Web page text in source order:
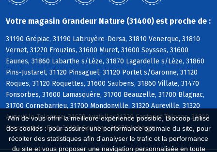
Afin de vous offrir la meilleure expérience possible, Biocoop utilise
des cookies : pour assurer une performance optimale du site, pour
récolter des statistiques afin d'analyser le trafic et la performance
du site et vous proposer une navigation personnalisée en toute
Votre magasin Grandeur Nature (31400) est proche de :
31190 Grépiac, 31190 Labruyère-Dorsa, 31810 Venerque, 31810
Vernet, 31270 Frouzins, 31600 Muret, 31600 Seysses, 31600
Eaunes, 31860 Labarthe s/Lèze, 31870 Lagardelle s/Lèze, 31860
Pins-Justaret, 31120 Pinsaguel, 31120 Portet s/Garonne, 31120
Roques, 31120 Roquettes, 31600 Saubens, 31860 Villate, 31470
Fonsorbes, 31600 Lamasquère, 31700 Beauzelle, 31700 Blagnac,
31700 Cornebarrieu, 31700 Mondonville, 31320 Aureville, 31320
Auzeville-Tolosane, 31650 Auzielle, 31320 Castanet-Tolosan, 31810
Clermont-le-Fort, 31120 Goyrans, 31670 Labège